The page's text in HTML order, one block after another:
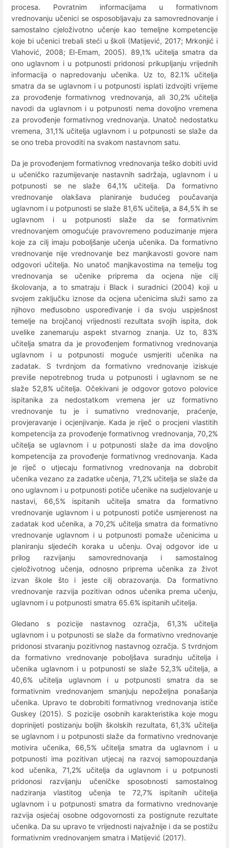
procesa. Povratnim informacijama u formativnom
vrednovanju učenici se osposobljavaju za samovrednovanje i
samostalno cjeloživotno učenje kao temeljne kompetencije
koje bi učenici trebali steći u školi (Matijević, 2017; Mrkonjić i
Vlahović, 2008; El-Emam, 2005). 89,1% učitelja smatra da
ono uglavnom i u potpunosti pridonosi prikupljanju vrijednih
informacija o napredovanju učenika. Uz to, 82.1% učitelja
smatra da se uglavnom i u potpunosti isplati izdvojiti vrijeme
za provođenje formativnog vrednovanja, ali 30,2% učitelja
navodi da uglavnom i u potpunosti nema dovoljno vremena
za provođenje formativnog vrednovanja. Unatoč nedostatku
vremena, 31,1% učitelja uglavnom i u potpunosti se slaže da
se ono treba provoditi na svakom nastavnom satu.
Da je provođenjem formativnog vrednovanja teško dobiti uvid
u učeničko razumijevanje nastavnih sadržaja, uglavnom i u
potpunosti se ne slaže 64,1% učitelja. Da formativno
vrednovanje olakšava planiranje budućeg poučavanja
uglavnom i u potpunosti se slaže 81,6% učitelja, a 84,5% ih se
uglavnom i u potpunosti slaže da se formativnim
vrednovanjem omogućuje pravovremeno poduzimanje mjera
koje za cilj imaju poboljšanje učenja učenika. Da formativno
vrednovanje nije vrednovanje bez manjkavosti govore nam
odgovori učitelja. No unatoč manjkavostima na temelju tog
vrednovanja se učenike priprema da ocjena nije cilj
školovanja, a to smatraju i Black i suradnici (2004) koji u
svojem zaključku iznose da ocjena učenicima služi samo za
njihovo međusobno uspoređivanje i da svoju uspješnost
temelje na brojčanoj vrijednosti rezultata svojih ispita, dok
uvelike zanemaruju aspekt stvarnog znanja. Uz to, 83%
učitelja smatra da je provođenjem formativnog vrednovanja
uglavnom i u potpunosti moguće usmjeriti učenika na
zadatak. S tvrdnjom da formativno vrednovanje iziskuje
previše nepotrebnog truda u potpunosti i uglavnom se ne
slaže 52,8% učitelja. Očekivani je odgovor gotovo polovice
ispitanika za nedostatkom vremena jer uz formativno
vrednovanje tu je i sumativno vrednovanje, praćenje,
provjeravanje i ocjenjivanje. Kada je riječ o procjeni vlastitih
kompetencija za provođenje formativnog vrednovanja, 70,2%
učitelja se uglavnom i u potpunosti slaže da ima dovoljno
kompetencija za provođenje formativnog vrednovanja. Kada
je riječ o utjecaju formativnog vrednovanja na dobrobit
učenika vezano za zadatke učenja, 71,2% učitelja se slaže da
ono uglavnom i u potpunosti potiče učenike na sudjelovanje u
nastavi, 66,5% ispitanih učitelja smatra da formativno
vrednovanje uglavnom i u potpunosti potiče usmjerenost na
zadatak kod učenika, a 70,2% učitelja smatra da formativno
vrednovanje uglavnom i u potpunosti pomaže učenicima u
planiranju sljedećih koraka u učenju. Ovaj odgovor ide u
prilog razvijanju samovrednovanja i samostalnog
cjeloživotnog učenja, odnosno priprema učenika za život
izvan škole što i jeste cilj obrazovanja. Da formativno
vrednovanje razvija pozitivan odnos učenika prema učenju,
uglavnom i u potpunosti smatra 65.6% ispitanih učitelja.
Gledano s pozicije nastavnog ozračja, 61,3% učitelja
uglavnom i u potpunosti se slaže da formativno vrednovanje
pridonosi stvaranju pozitivnog nastavnog ozračja. S tvrdnjom
da formativno vrednovanje poboljšava suradnju učitelja i
učenika uglavnom i u potpunosti se slaže 52,3% učitelja, a
40,6% učitelja uglavnom i u potpunosti smatra da se
formativnim vrednovanjem smanjuju nepoželjna ponašanja
učenika. Upravo te dobrobiti formativnog vrednovanja ističe
Guskey (2015). S pozicije osobnih karakteristika koje mogu
doprinijeti postizanju boljih školskih rezultata, 61,3% učitelja
se uglavnom i u potpunosti slaže da formativno vrednovanje
motivira učenika, 66,5% učitelja smatra da uglavnom i u
potpunosti ima pozitivan utjecaj na razvoj samopouzdanja
kod učenika, 71,2% učitelja da uglavnom i u potpunosti
pridonosi razvijanju učeničke sposobnosti samostalnog
nadziranja vlastitog učenja te 72,7% ispitanih učitelja
uglavnom i u potpunosti smatra da formativno vrednovanje
razvija osjećaj osobne odgovornosti za postignute rezultate
učenika. Da su upravo te vrijednosti najvažnije i da se postižu
formativnim vrednovanjem smatra i Matijević (2017).